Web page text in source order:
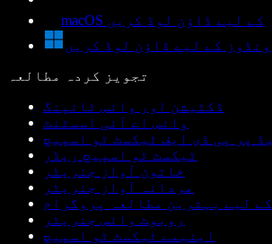
macOS کے لیے ڈاؤن لوڈ کریں
ونڈوز کے لیے ڈاؤن لوڈ کریں
تجویز کردہ مطالعہ
ڈکٹیشن اور وائس ٹائپنگ
وائس اے آئی اسسٹنٹ
پر پی ڈی ایف ٹیکسٹ ٹو اسپیچ
ٹیکسٹ ٹو اسپیچ ریڈر
خاتون آواز جنریٹر
مردانہ آواز جنریٹر
لیے بہترین مطالعہ پروگرام
روبوٹ وائس جنریٹر
اینیمے ٹیکسٹ ٹو اسپیچ